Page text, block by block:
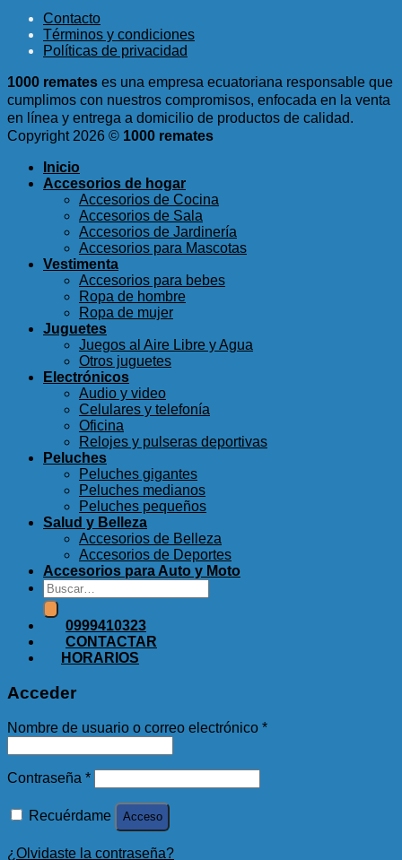
era:
$9.85.
es:
$5.99.
Contacto
Términos y condiciones
Políticas de privacidad
1000 remates es una empresa ecuatoriana responsable que
cumplimos con nuestros compromisos, enfocada en la venta
en línea y entrega a domicilio de productos de calidad.
Copyright 2026 © 1000 remates
Inicio
Accesorios de hogar
Accesorios de Cocina
Accesorios de Sala
Accesorios de Jardinería
Accesorios para Mascotas
Vestimenta
Accesorios para bebes
Ropa de hombre
Ropa de mujer
Juguetes
Juegos al Aire Libre y Agua
Otros juguetes
Electrónicos
Audio y video
Celulares y telefonía
Oficina
Relojes y pulseras deportivas
Peluches
Peluches gigantes
Peluches medianos
Peluches pequeños
Salud y Belleza
Accesorios de Belleza
Accesorios de Deportes
Accesorios para Auto y Moto
Buscar
por:
0999410323
CONTACTAR
HORARIOS
Acceder
Nombre de usuario o correo electrónico *Obligatorio
Contraseña *Obligatorio
Recuérdame Acceso
¿Olvidaste la contraseña?